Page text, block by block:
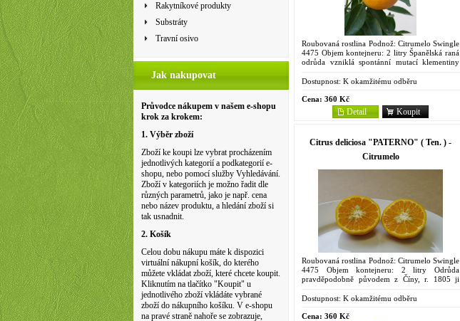
Rakytníkové produkty
Substráty
Travní osivo
Jak nakupovat
Průvodce nákupem v našem e-shopu
krok za krokem:
1. Výběr zboží
Zboží ke koupi lze vybrat procházením
jednotlivých kategorií a podkategorií e-
shopu, nebo pomocí služby Vyhledávání.
Zboží v kategoriích je možno řadit dle
různých parametrů, jako je např. cena
nebo název produktu, a hledání zboží si
tak usnadnit.
2. Košík
Celou dobu nákupu máte k dispozici
virtuální nákupní košík, do kterého
můžete vkládat zboží, které chcete koupit.
Kliknutím na tlačítko "Koupit" u
jednotlivého zboží vkládáte vybrané
zboží do nákupního košíku. V e-shopu
na pravé straně nahoře se zobrazuje,
Roubovaná rostlina Podnož: Citrumelo Swingle
4475 Objem kontejneru: 2 litry Španělská raná
odrůda vzniklá spontánní mutací klementiny
de la Plana....
Dostupnost: K okamžitému odběru
Cena: 360 Kč
Koupit
Detail
Citrus deliciosa "PATERNO" ( Ten. ) -
Citrumelo
Roubovaná rostlina Podnož: Citrumelo Swingle
4475 Objem kontejneru: 2 litry Odrůda
pravděpodobně původem z Číny, r. 1805 ji
Abraham Hume. Odtud se pak...
Dostupnost: K okamžitému odběru
Cena: 360 Kč